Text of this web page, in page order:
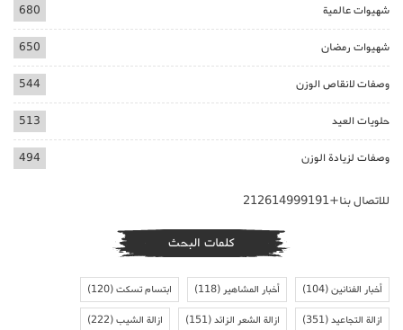
شهيوات عالمية 680
شهيوات رمضان 650
وصفات لانقاص الوزن 544
حلويات العيد 513
وصفات لزيادة الوزن 494
للاتصال بنا+212614999191
كلمات البحث
أخبار الفنانين(104) أخبار المشاهير(118) ابتسام تسكت(120)
ازالة التجاعيد(351) ازالة الشعر الزائد(151) ازالة الشيب(222)